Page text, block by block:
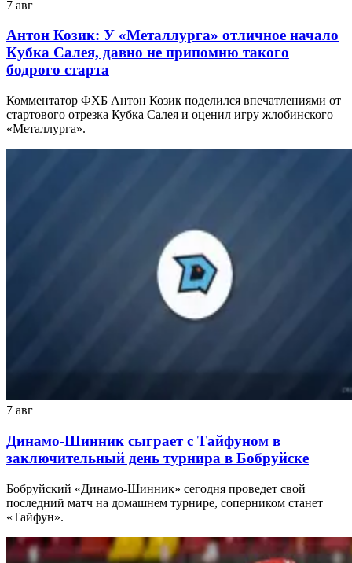
7 авг
Антон Козик: У «Металлурга» отличное начало
Кубка Салея, давно не припомню такого
бодрого старта
Комментатор ФХБ Антон Козик поделился впечатлениями от
стартового отрезка Кубка Салея и оценил игру жлобинского
«Металлурга».
7 авг
Динамо-Шинник сыграет с Тайфуном в
заключительный день турнира в Бобруйске
Бобруйский «Динамо-Шинник» сегодня проведет свой
последний матч на домашнем турнире, соперником станет
«Тайфун».